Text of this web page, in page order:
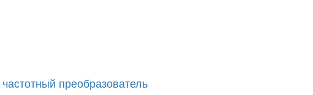
преобразователь